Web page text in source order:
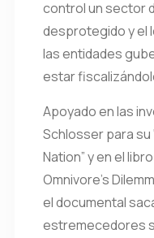
control un sector
desprotegido y el
las entidades
estar
Apoyado en las
Schlosser para su
Nation” y en el
Omnivore’s
el documental
estremecedores